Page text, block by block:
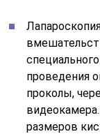
проведения
проколы,
размеров